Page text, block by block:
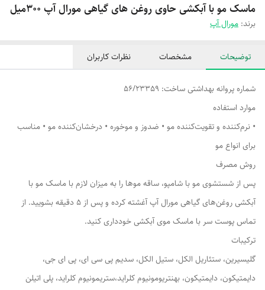
ماسک مو با آبکشی حاوی روغن های گیاهی مورال آپ ۳۰۰میل
برند: مورال آپ
توضیحات مشخصات نظرات کاربران
شماره پروانه بهداشتی ساخت: 56/23359
موارد استفاده
• نرم‌کننده و تقویت‌کننده مو • ضدوز و موخوره • درخشان‌کننده مو • مناسب
برای انواع مو
روش مصرف
پس از شستشوی مو با شامپو، ساقه موها را به میزان لازم با ماسک مو با
آبکشی روغن‌های گیاهی مورال آپ آغشته کرده و پس از 5 دقیقه بشویید. از
تماس پوست سر با ماسک موی آبکشی خودداری کنید.
ترکیبات
گلیسیرین، ستئاریل الکل، ستیل الکل، سدیم پی سی ای، پی ای جی،
دایمتیکون، دایمتیکون، بهنتریومونیوم کلراید،ستریمونیوم کلراید، پلی اتیلن